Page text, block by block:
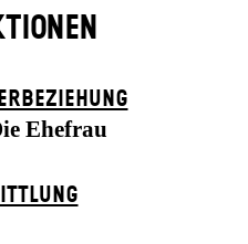
Ehefrau